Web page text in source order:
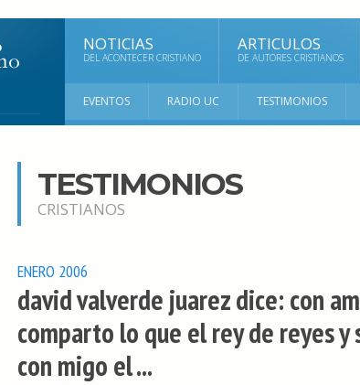
NOTICIAS
DEL ACONTECER CRISTIANO
ARTICULOS
DE AUTORES CRISTIANOS
EVENTOS RADIO UC TESTIMONIOS
TESTIMONIOS
CRISTIANOS
ENERO 2006
david valverde juarez dice: con
comparto lo que el rey de reyes y
con migo el ...